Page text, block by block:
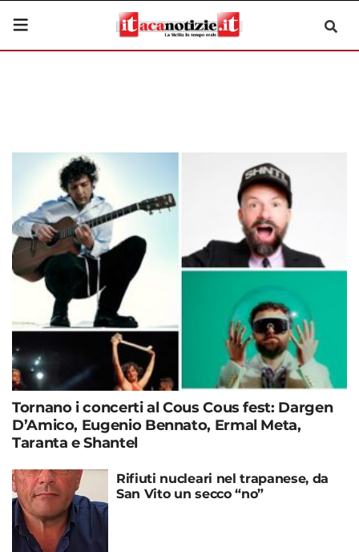
Tornano i concerti al Cous Cous fest: Dargen
D’Amico, Eugenio Bennato, Ermal Meta,
Taranta e Shantel
Rifiuti nucleari nel trapanese, da
San Vito un secco “no”